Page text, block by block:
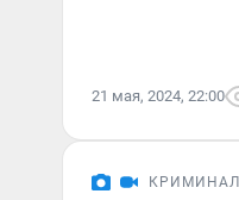
21 мая, 2024, 22:00
КРИМИНАЛ